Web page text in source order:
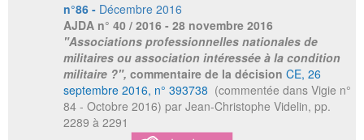
n°86 - Décembre 2016
AJDA n° 40 / 2016 - 28 novembre 2016
"Associations professionnelles nationales de
militaires ou association intéressée à la condition
militaire ?", commentaire de la décision CE, 26
septembre 2016, n° 393738 (commentée dans Vigie n°
84 - Octobre 2016) par Jean-Christophe Videlin, pp.
2289 à 2291